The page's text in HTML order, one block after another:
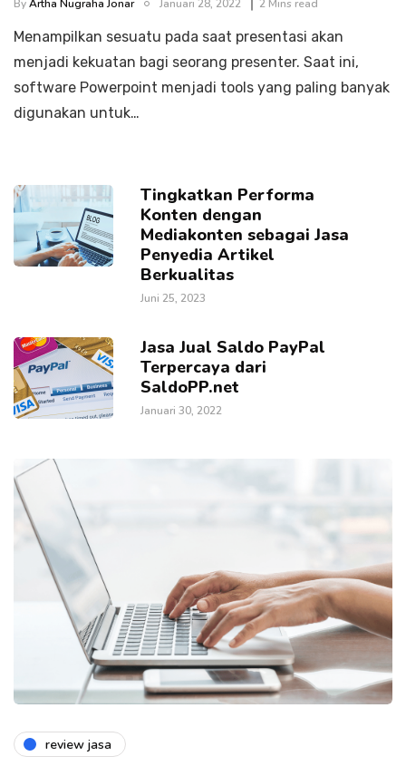
ByArtha Nugraha Jonar Januari 28, 2022 2 Mins read
Menampilkan sesuatu pada saat presentasi akan
menjadi kekuatan bagi seorang presenter. Saat ini,
software Powerpoint menjadi tools yang paling banyak
digunakan untuk…
Tingkatkan Performa
Konten dengan
Mediakonten sebagai Jasa
Penyedia Artikel
Berkualitas
Juni 25, 2023
Jasa Jual Saldo PayPal
Terpercaya dari
SaldoPP.net
Januari 30, 2022
review jasa